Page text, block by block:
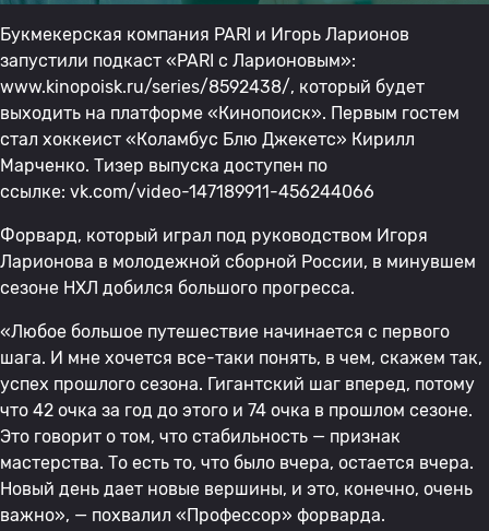
Букмекерская компания PARI и Игорь Ларионов
запустили подкаст «PARI с Ларионовым»:
www.kinopoisk.ru/series/8592438/, который будет
выходить на платформе «Кинопоиск». Первым гостем
стал хоккеист «Коламбус Блю Джекетс» Кирилл
Марченко. Тизер выпуска доступен по
ссылке: vk.com/video-147189911-456244066
Форвард, который играл под руководством Игоря
Ларионова в молодежной сборной России, в минувшем
сезоне НХЛ добился большого прогресса.
«Любое большое путешествие начинается с первого
шага. И мне хочется все-таки понять, в чем, скажем так,
успех прошлого сезона. Гигантский шаг вперед, потому
что 42 очка за год до этого и 74 очка в прошлом сезоне.
Это говорит о том, что стабильность — признак
мастерства. То есть то, что было вчера, остается вчера.
Новый день дает новые вершины, и это, конечно, очень
важно», — похвалил «Профессор» форварда.